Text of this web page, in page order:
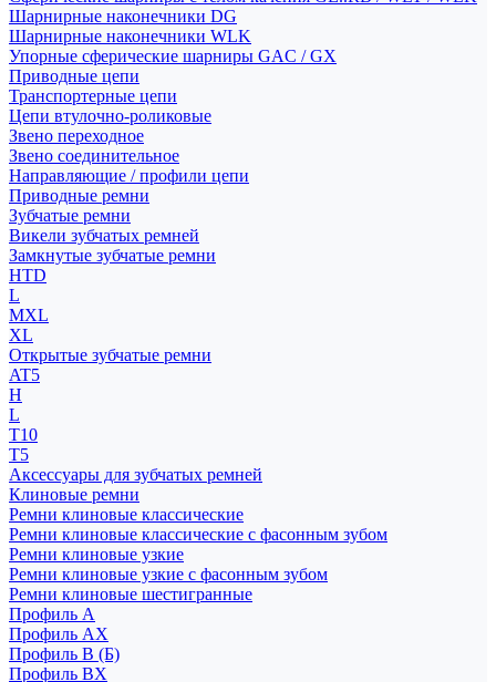
Шарнирные наконечники DG
Шарнирные наконечники WLK
Упорные сферические шарниры GAC / GX
Приводные цепи
Транспортерные цепи
Цепи втулочно-роликовые
Звено переходное
Звено соединительное
Направляющие / профили цепи
Приводные ремни
Зубчатые ремни
Викели зубчатых ремней
Замкнутые зубчатые ремни
HTD
L
MXL
XL
Открытые зубчатые ремни
AT5
H
L
T10
T5
Аксессуары для зубчатых ремней
Клиновые ремни
Ремни клиновые классические
Ремни клиновые классические с фасонным зубом
Ремни клиновые узкие
Ремни клиновые узкие с фасонным зубом
Ремни клиновые шестигранные
Профиль A
Профиль AX
Профиль B (Б)
Профиль BX